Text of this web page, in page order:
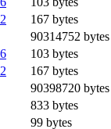
167 bytes
90314752 bytes
103 bytes
167 bytes
90398720 bytes
833 bytes
99 bytes